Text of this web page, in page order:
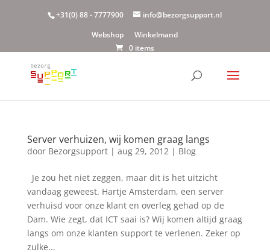
+31(0) 88 - 7777900
info@bezorgsupport.nl
Webshop
Winkelmand
0 items
Server verhuizen, wij komen graag langs
door Bezorgsupport| aug 29, 2012| Blog
Je zou het niet zeggen, maar dit is het uitzicht
vandaag geweest. Hartje Amsterdam, een server
verhuisd voor onze klant en overleg gehad op de
Dam. Wie zegt, dat ICT saai is? Wij komen altijd graag
langs om onze klanten support te verlenen. Zeker op
zulke...